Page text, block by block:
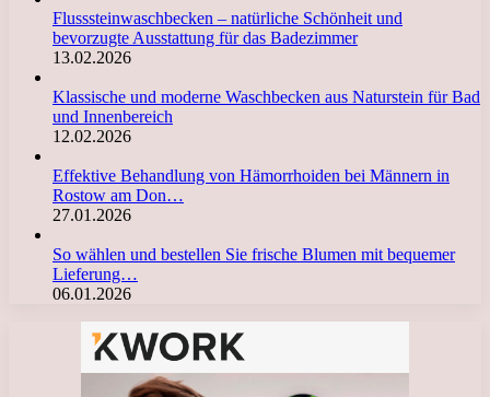
Flusssteinwaschbecken – natürliche Schönheit und
bevorzugte Ausstattung für das Badezimmer
13.02.2026
Klassische und moderne Waschbecken aus Naturstein für Bad
und Innenbereich
12.02.2026
Effektive Behandlung von Hämorrhoiden bei Männern in
Rostow am Don…
27.01.2026
So wählen und bestellen Sie frische Blumen mit bequemer
Lieferung…
06.01.2026